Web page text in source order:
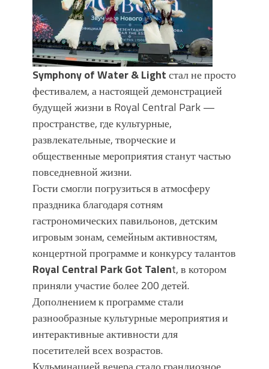
Symphony of Water & Lightстал не просто
фестивалем, а настоящей демонстрацией
будущей жизни в Royal Central Park —
пространстве, где культурные,
развлекательные, творческие и
общественные мероприятия станут частью
повседневной жизни.
Гости смогли погрузиться в атмосферу
праздника благодаря сотням
гастрономических павильонов, детским
игровым зонам, семейным активностям,
концертной программе и конкурсу талантов
Royal Central Park Got Talent, в котором
приняли участие более 200 детей.
Дополнением к программе стали
разнообразные культурные мероприятия и
интерактивные активности для
посетителей всех возрастов.